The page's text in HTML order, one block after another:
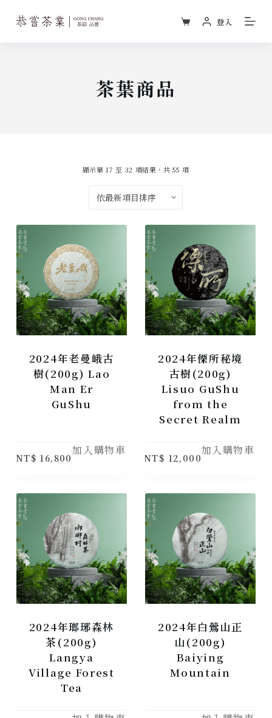
跳
至
登入
茶葉商品
顯示第 17 至 32 項結果，共 55 項
2024年老曼峨古
樹(200g) Lao
Man Er
GuShu
NT$ 16,800
加入購物車
2024年傈所秘境
古樹(200g)
Lisuo GuShu
from the
Secret Realm
NT$ 12,000
加入購物車
2024年瑯琊森林
茶(200g)
Langya
Village Forest
Tea
2024年白鶯山正
山(200g)
Baiying
Mountain